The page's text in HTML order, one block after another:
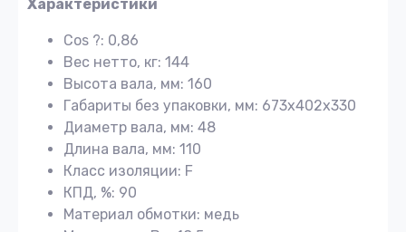
Характеристики
Cos ?: 0,86
Вес нетто, кг: 144
Высота вала, мм: 160
Габариты без упаковки, мм: 673х402х330
Диаметр вала, мм: 48
Длина вала, мм: 110
Класс изоляции: F
КПД, %: 90
Материал обмотки: медь